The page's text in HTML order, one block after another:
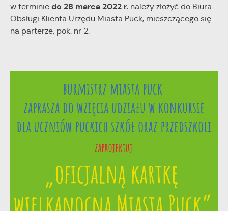
w terminie do 28 marca 2022 r. należy złożyć do Biura
Obsługi Klienta Urzędu Miasta Puck, mieszczącego się
na parterze, pok. nr 2.